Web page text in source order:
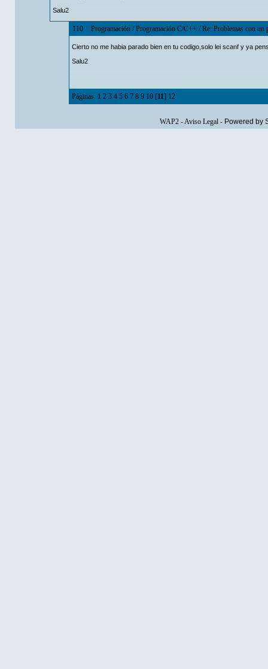
Salu2
110 Programación/Programación C/C++ /Re: Problemas con un
Cierto no me habia parado bien en tu codigo,solo lei scanf y ya
Salu2
Páginas: 1 2 3 4 5 6 7 8 9 10[11] 12
WAP2-Aviso Legal- Powered by